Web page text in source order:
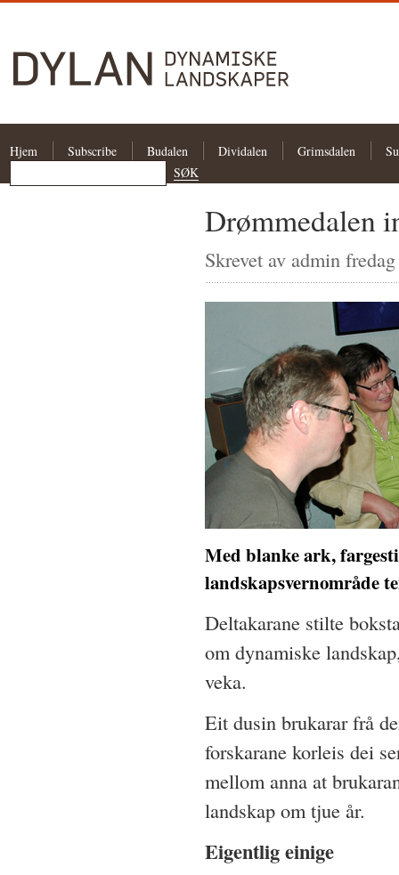
Hjem Subscribe Budalen Dividalen Grimsdalen
Drømmedalen
Skrevet av admin
Med blanke ark,
landskapsvernområde
Deltakarane stilte
om dynamiske
veka.
Eit dusin brukarar frå
forskarane korleis dei
mellom anna at
landskap om tjue år.
Eigentlig einige